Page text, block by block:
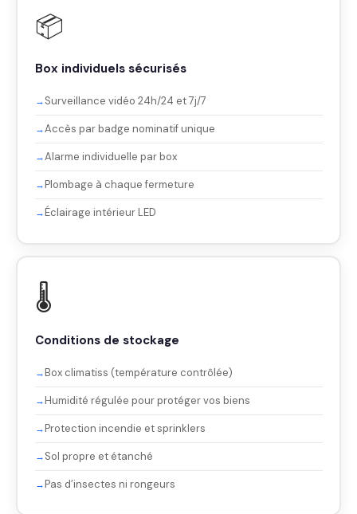
📦
Box individuels sécurisés
Surveillance vidéo 24h/24 et 7j/7
Accès par badge nominatif unique
Alarme individuelle par box
Plombage à chaque fermeture
Éclairage intérieur LED
🌡️
Conditions de stockage
Box climatiss (température contrôlée)
Humidité régulée pour protéger vos biens
Protection incendie et sprinklers
Sol propre et étanché
Pas d’insectes ni rongeurs